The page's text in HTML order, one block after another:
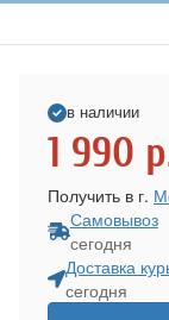
в наличии
1 990
Получить в г.
Самовывоз
сегодня
Доставка
сегодня